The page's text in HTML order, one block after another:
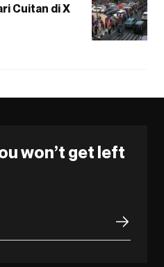
Cuitan di X
won’t get left